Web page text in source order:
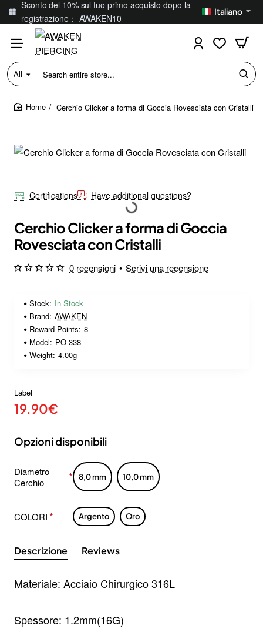
Sconto del 10% sul tuo primo acquisto dopo la
registrazione： AWAKEN10
Italiano
All
Search
entire
store...
Cerchio Clicker a forma di Goccia Rovesciata con Cristalli
Certifications Have additional questions?
Cerchio Clicker a forma di Goccia
Rovesciata con Cristalli
Stock: In Stock
Brand: AWAKEN
Reward Points: 8
Model: PO-338
Weight: 4.00g
0 recensioni • Scrivi una recensione
Label
19.90€
Opzioni disponibili
Diametro
Cerchio
8,0 mm 10,0 mm
COLORI Argento Oro
Descrizione Reviews
Materiale: Acciaio Chirurgico 316L
Spessore: 1.2mm(16G)